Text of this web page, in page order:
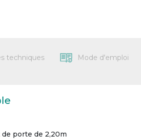
techniques Mode d'emploi
porte de 2,20m